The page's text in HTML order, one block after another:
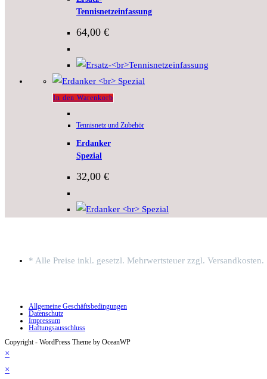
Tennisnetzeinfassung
64,00 €
In den Warenkorb
Tennisnetz und Zubehör
Erdanker
Spezial
32,00 €
* Alle Preise inkl. gesetzl. Mehrwertsteuer zzgl. Versandkosten.
Allgemeine Geschäftsbedingungen
Datenschutz
Impressum
Haftungsausschluss
Copyright - WordPress Theme by OceanWP
×
×